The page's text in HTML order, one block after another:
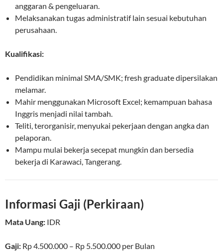
anggaran & pengeluaran.
Melaksanakan tugas administratif lain sesuai kebutuhan
perusahaan.
Kualifikasi:
Pendidikan minimal SMA/SMK; fresh graduate dipersilakan
melamar.
Mahir menggunakan Microsoft Excel; kemampuan bahasa
Inggris menjadi nilai tambah.
Teliti, terorganisir, menyukai pekerjaan dengan angka dan
pelaporan.
Mampu mulai bekerja secepat mungkin dan bersedia
bekerja di Karawaci, Tangerang.
Informasi Gaji (Perkiraan)
Mata Uang: IDR
Gaji: Rp 4.500.000 – Rp 5.500.000 per Bulan